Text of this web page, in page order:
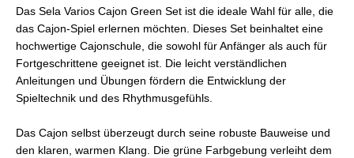
Das Sela Varios Cajon Green Set ist die ideale Wahl für alle, die
das Cajon-Spiel erlernen möchten. Dieses Set beinhaltet eine
hochwertige Cajonschule, die sowohl für Anfänger als auch für
Fortgeschrittene geeignet ist. Die leicht verständlichen
Anleitungen und Übungen fördern die Entwicklung der
Spieltechnik und des Rhythmusgefühls.
Das Cajon selbst überzeugt durch seine robuste Bauweise und
den klaren, warmen Klang. Die grüne Farbgebung verleiht dem